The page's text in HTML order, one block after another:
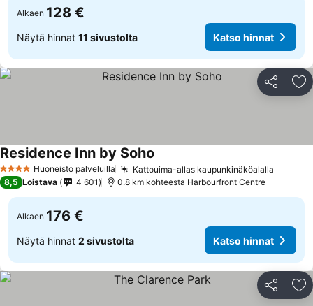
Alkaen 128 €
Näytä hinnat 11 sivustolta Katso hinnat
Jaa
4 TähtiluokitusHuoneisto palveluilla Kattouima-allas kaupunkinäköalalla
Residence Inn by Soho
8,5 Loistava 4 601 0.8 km kohteesta Harbourfront Centre
Alkaen 176 €
Näytä hinnat 2 sivustolta Katso hinnat
Jaa